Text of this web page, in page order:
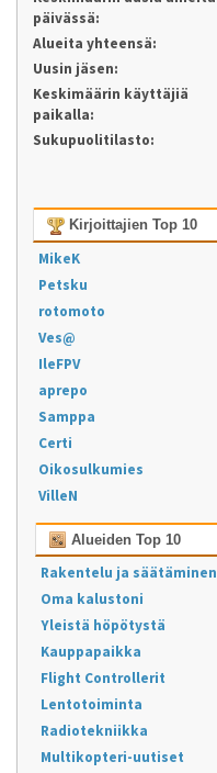
päivässä:
Alueita yhteensä:
Uusin jäsen:
Keskimäärin käyttäjiä
paikalla:
Sukupuolitilasto:
Kirjoittajien Top 10
MikeK
Petsku
rotomoto
Ves@
IleFPV
aprepo
Samppa
Certi
Oikosulkumies
VilleN
Alueiden Top 10
Rakentelu ja säätäminen
Oma kalustoni
Yleistä höpötystä
Kauppapaikka
Flight Controllerit
Lentotoiminta
Radiotekniikka
Multikopteri-uutiset